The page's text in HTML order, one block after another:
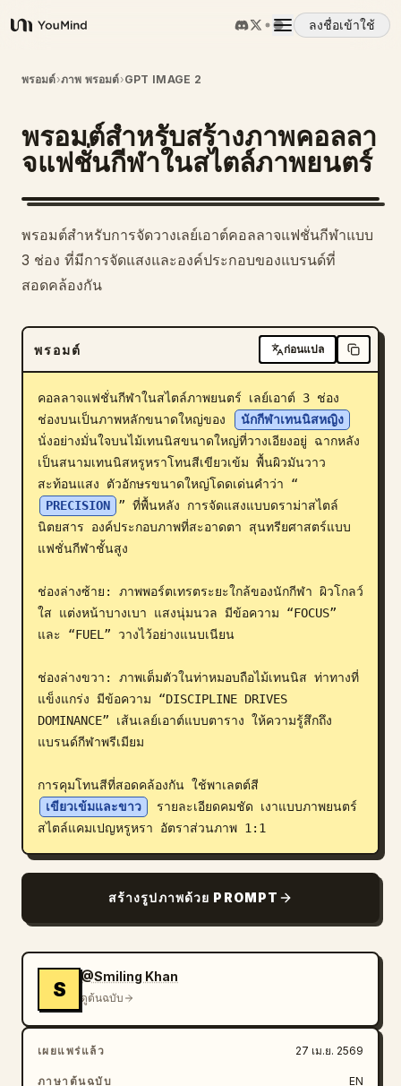
YouMind
ลงชื่อเข้าใช้
ภาพรวม
กรณีการใช้งาน
ทักษะ
พรอมต์
ดาวน์โหลด
บล็อก
อัปเดต
พรอมต์›ภาพ พรอมต์›GPT IMAGE 2
พรอมต์สำหรับสร้างภาพคอลลา
จแฟชั่นกีฬาในสไตล์ภาพยนตร์
พรอมต์สำหรับการจัดวางเลย์เอาต์คอลลาจแฟชั่นกีฬาแบบ
3 ช่อง ที่มีการจัดแสงและองค์ประกอบของแบรนด์ที่
สอดคล้องกัน
พรอมต์ ก่อนแปล
คอลลาจแฟชั่นกีฬาในสไตล์ภาพยนตร์ เลย์เอาต์ 3 ช่อง
ช่องบนเป็นภาพหลักขนาดใหญ่ของ
นักกีฬาเทนนิสหญิง
นั่งอย่างมั่นใจบนไม้เทนนิสขนาดใหญ่ที่วางเอียงอยู่ ฉากหลัง
เป็นสนามเทนนิสหรูหราโทนสีเขียวเข้ม พื้นผิวมันวาว
สะท้อนแสง ตัวอักษรขนาดใหญ่โดดเด่นคำว่า “
PRECISION
” ที่พื้นหลัง การจัดแสงแบบดราม่าสไตล์
นิตยสาร องค์ประกอบภาพที่สะอาดตา สุนทรียศาสตร์แบบ
แฟชั่นกีฬาชั้นสูง
ช่องล่างซ้าย: ภาพพอร์ตเทรตระยะใกล้ของนักกีฬา ผิวโกลว์
ใส แต่งหน้าบางเบา แสงนุ่มนวล มีข้อความ “FOCUS”
และ “FUEL” วางไว้อย่างแนบเนียน
ช่องล่างขวา: ภาพเต็มตัวในท่าหมอบถือไม้เทนนิส ท่าทางที่
แข็งแกร่ง มีข้อความ “DISCIPLINE DRIVES
DOMINANCE” เส้นเลย์เอาต์แบบตาราง ให้ความรู้สึกถึง
แบรนด์กีฬาพรีเมียม
การคุมโทนสีที่สอดคล้องกัน ใช้พาเลตต์สี
เขียวเข้มและขาว
รายละเอียดคมชัด เงาแบบภาพยนตร์
สไตล์แคมเปญหรูหรา อัตราส่วนภาพ 1:1
สร้างรูปภาพด้วย PROMPT
S
@Smiling Khan
ดูต้นฉบับ
เผยแพร่แล้ว 27 เม.ย. 2569
ภาษาต้นฉบับ EN